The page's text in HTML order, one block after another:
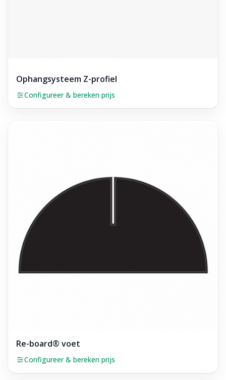
Ophangsysteem Z-profiel
Configureer & bereken prijs
Re-board® voet
Configureer & bereken prijs